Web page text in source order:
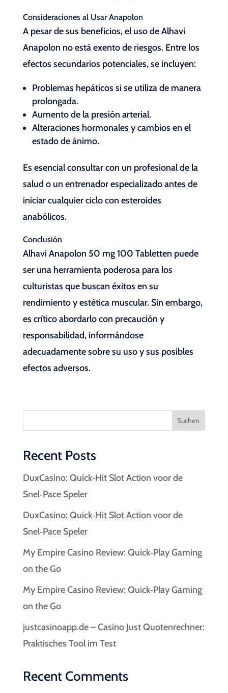
Consideraciones al Usar Anapolon
A pesar de sus beneficios, el uso de Alhavi
Anapolon no está exento de riesgos. Entre los
efectos secundarios potenciales, se incluyen:
Problemas hepáticos si se utiliza de manera
prolongada.
Aumento de la presión arterial.
Alteraciones hormonales y cambios en el
estado de ánimo.
Es esencial consultar con un profesional de la
salud o un entrenador especializado antes de
iniciar cualquier ciclo con esteroides
anabólicos.
Conclusión
Alhavi Anapolon 50 mg 100 Tabletten puede
ser una herramienta poderosa para los
culturistas que buscan éxitos en su
rendimiento y estética muscular. Sin embargo,
es crítico abordarlo con precaución y
responsabilidad, informándose
adecuadamente sobre su uso y sus posibles
efectos adversos.
Suchen
Recent Posts
DuxCasino: Quick‑Hit Slot Action voor de
Snel‑Pace Speler
DuxCasino: Quick‑Hit Slot Action voor de
Snel‑Pace Speler
My Empire Casino Review: Quick‑Play Gaming
on the Go
My Empire Casino Review: Quick‑Play Gaming
on the Go
justcasinoapp.de – Casino Just Quotenrechner:
Praktisches Tool im Test
Recent Comments